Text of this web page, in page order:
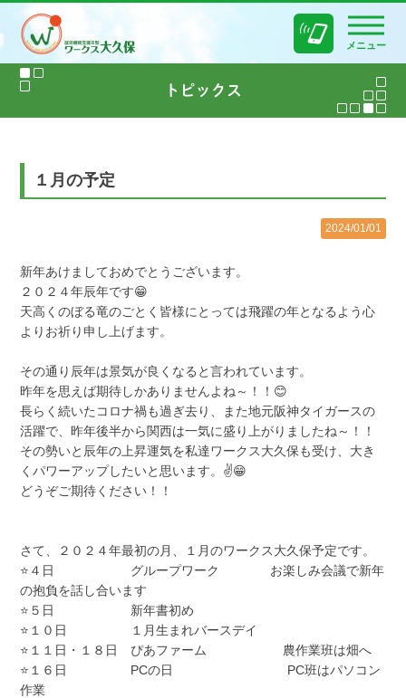
メニュー
１月の予定
2024/01/01
新年あけましておめでとうございます。
２０２４年辰年です😁
天高くのぼる竜のごとく皆様にとっては飛躍の年となるよう心
よりお祈り申し上げます。
その通り辰年は景気が良くなると言われています。
昨年を思えば期待しかありませんよね～！！😊
長らく続いたコロナ禍も過ぎ去り、また地元阪神タイガースの
活躍で、昨年後半から関西は一気に盛り上がりましたね～！！
その勢いと辰年の上昇運気を私達ワークス大久保も受け、大き
くパワーアップしたいと思います。✌️😁
どうぞご期待ください！！
さて、２０２４年最初の月、１月のワークス大久保予定です。
⭐４日 グループワーク お楽しみ会議で新年
の抱負を話し合います
⭐５日 新年書初め
⭐１０日 １月生まれバースデイ
⭐１１日・１８日 ぴあファーム 農作業班は畑へ
⭐１６日 PCの日 PC班はパソコン
作業